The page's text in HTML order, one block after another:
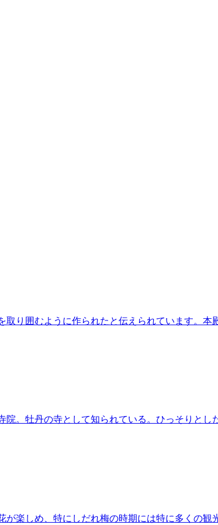
り囲むように作られたと伝えられています。
。牡丹の寺として知られている。ひっそりと
楽しめ、特にしだれ梅の時期には特に多くの